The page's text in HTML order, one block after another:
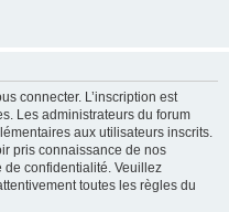
connecter. L’inscription est
Les administrateurs du forum
aux utilisateurs inscrits.
pris connaissance de nos
de confidentialité. Veuillez
toutes les règles du